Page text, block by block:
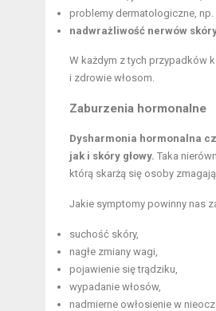
problemy dermatologiczne, np.
nadwrażliwość nerwów
W każdym z tych przypadków
i zdrowie włosom.
Zaburzenia hormonalne
Dysharmonia hormonalna
jak i skóry głowy. Taka
którą skarżą się osoby
Jakie symptomy powinny nas
suchość skóry,
nagłe zmiany wagi,
pojawienie się trądziku,
wypadanie włosów,
nadmierne owłosienie w